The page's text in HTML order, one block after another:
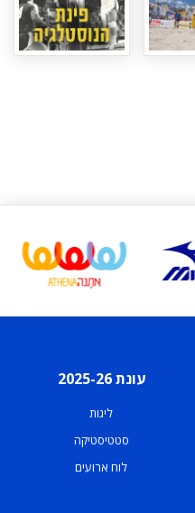
עונת 2025-26
ליגות
סטטיסטיקה
לוח ארועים